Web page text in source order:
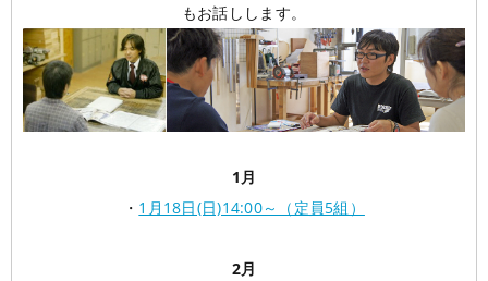
もお話しします。
1月
・ 1月18日(日)14:00～（定員5組）
2月